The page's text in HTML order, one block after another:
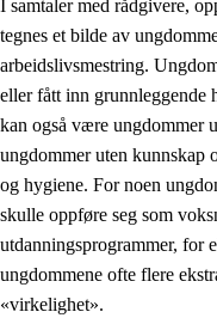
I samtaler med rådgivere,
tegnes et bilde av
arbeidslivsmestring.
eller fått inn grunnleggende
kan også være ungdommer
ungdommer uten kunnskap
og hygiene. For noen
skulle oppføre seg som
utdanningsprogrammer, for
ungdommene ofte flere
«virkelighet».